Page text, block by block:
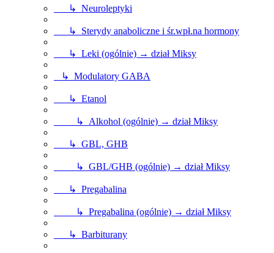
↳ Neuroleptyki
↳ Sterydy anaboliczne i śr.wpł.na hormony
↳ Leki (ogólnie) → dział Miksy
↳ Modulatory GABA
↳ Etanol
↳ Alkohol (ogólnie) → dział Miksy
↳ GBL, GHB
↳ GBL/GHB (ogólnie) → dział Miksy
↳ Pregabalina
↳ Pregabalina (ogólnie) → dział Miksy
↳ Barbiturany